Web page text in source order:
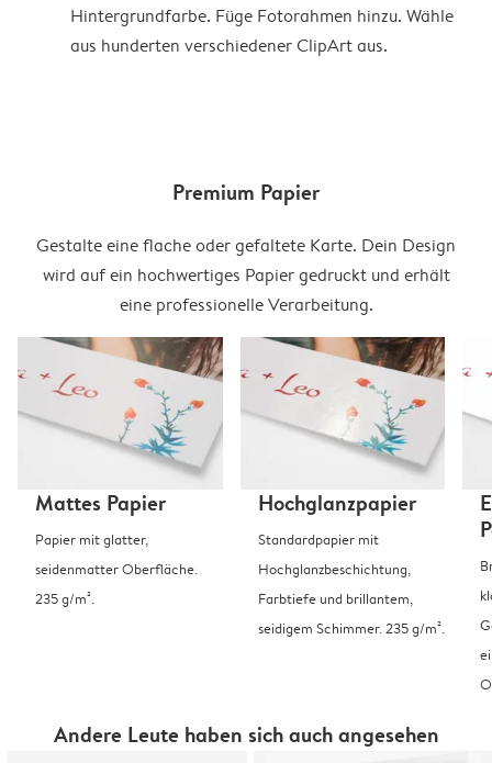
Hintergrundfarbe. Füge Fotorahmen hinzu. Wähle
aus hunderten verschiedener ClipArt aus.
Premium Papier
Gestalte eine flache oder gefaltete Karte. Dein Design
wird auf ein hochwertiges Papier gedruckt und erhält
eine professionelle Verarbeitung.
Mattes Papier
Papier mit glatter,
seidenmatter Oberfläche.
235 g/m².
Hochglanzpapier
Standardpapier mit
Hochglanzbeschichtung,
Farbtiefe und brillantem,
seidigem Schimmer. 235 g/m².
Andere Leute haben sich auch angesehen